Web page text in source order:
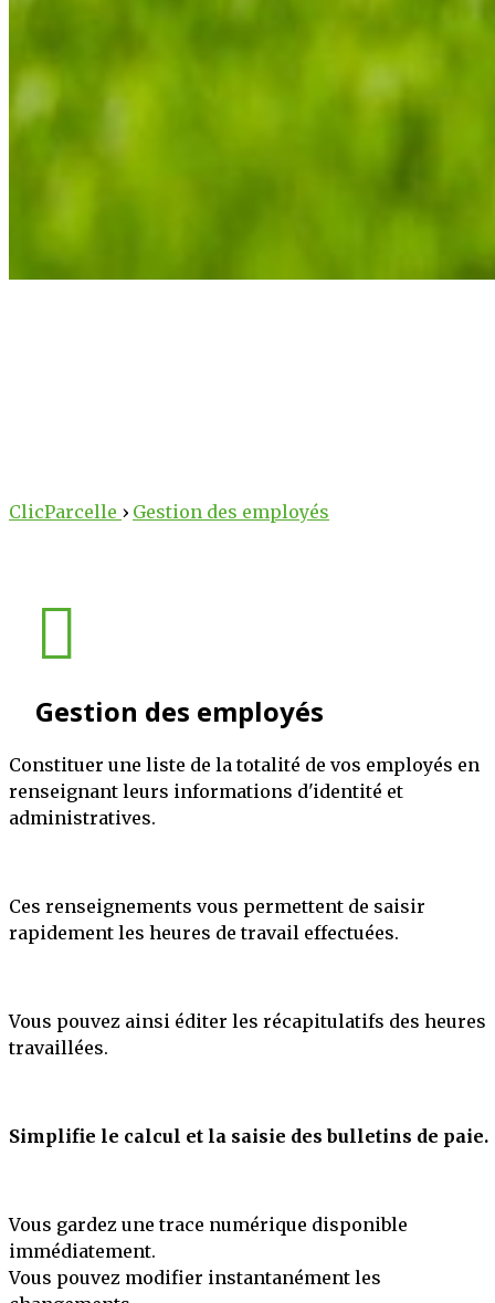
service des
au numérique.
PLUS
potentiel
suivez vos
de clic.
S'INSCRIRE
ClicParcelle › Gestion des employés
Gestion des employés
Constituer une liste de la totalité de vos employés en
renseignant leurs informations d'identité et
administratives.
Ces renseignements vous permettent de saisir
rapidement les heures de travail effectuées.
Vous pouvez ainsi éditer les récapitulatifs des heures
travaillées.
Simplifie le calcul et la saisie des bulletins de paie.
Vous gardez une trace numérique disponible
immédiatement.
Vous pouvez modifier instantanément les